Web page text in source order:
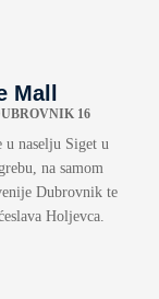
Mall
16
u naselju Siget u
na samom
Dubrovnik te
Holjevca.